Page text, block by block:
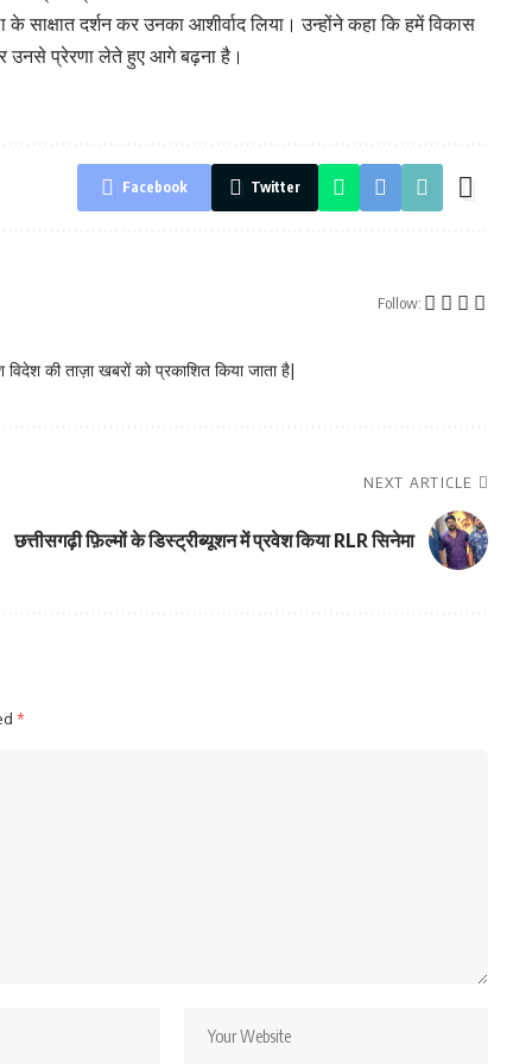
साक्षात दर्शन कर उनका आशीर्वाद लिया। उन्होंने कहा कि हमें विकास
उनसे प्रेरणा लेते हुए आगे बढ़ना है।
Facebook Twitter
Follow:
की ताज़ा खबरों को प्रकाशित किया जाता है|
NEXT ARTICLE
छत्तीसगढ़ी फ़िल्मों के डिस्ट्रीब्यूशन में प्रवेश किया RLR सिनेमा
*